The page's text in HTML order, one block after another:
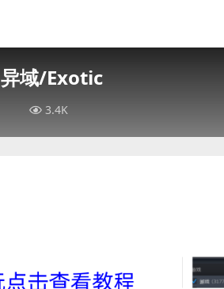
异域/Exotic
3.4K